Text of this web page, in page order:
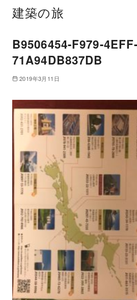
建築の旅
B9506454-F979-
71A94DB837DB
2019年3月11日